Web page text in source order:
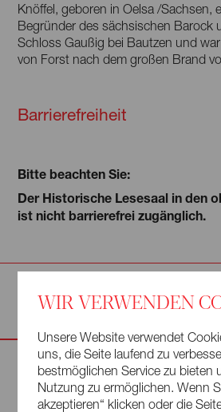
Knöffel, geboren in Oelsa /Sachsen,
Begründer des sächsischen Barock
Schloss Gaußig bei Bautzen und
von Forst nach dem großen Brand
Barrierefreiheit
Bitte beachten Sie:
Der Historische Lesesaal in den
ist nicht barrierefrei zugänglich.
VERANSTALTUNGEN
BAROCKSCHLOSS
WIR VERWENDEN
Unsere Website verwendet
uns, die Seite laufend zu
bestmöglichen Service zu bieten
Nutzung zu ermöglichen. Wenn
akzeptieren“ klicken oder die